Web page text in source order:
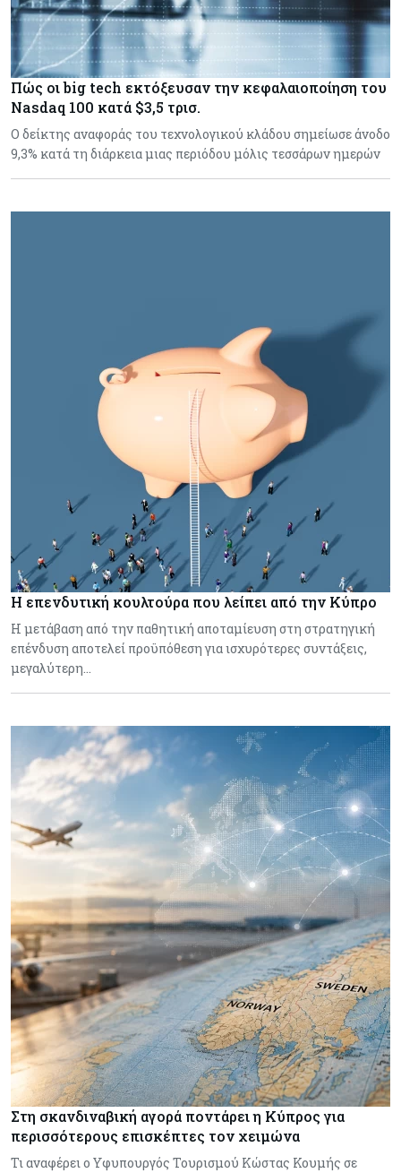
Πώς οι big tech εκτόξευσαν την κεφαλαιοποίηση του
Nasdaq 100 κατά $3,5 τρισ.
Ο δείκτης αναφοράς του τεχνολογικού κλάδου σημείωσε άνοδο
9,3% κατά τη διάρκεια μιας περιόδου μόλις τεσσάρων ημερών
Η επενδυτική κουλτούρα που λείπει από την Κύπρο
Η μετάβαση από την παθητική αποταμίευση στη στρατηγική
επένδυση αποτελεί προϋπόθεση για ισχυρότερες συντάξεις,
μεγαλύτερη…
Στη σκανδιναβική αγορά ποντάρει η Κύπρος για
περισσότερους επισκέπτες τον χειμώνα
Τι αναφέρει ο Υφυπουργός Τουρισμού Κώστας Κουμής σε